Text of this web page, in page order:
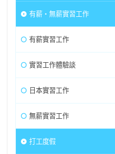
有薪・無薪實習工作
有薪實習工作
實習工作體驗談
日本實習工作
無薪實習工作
打工度假